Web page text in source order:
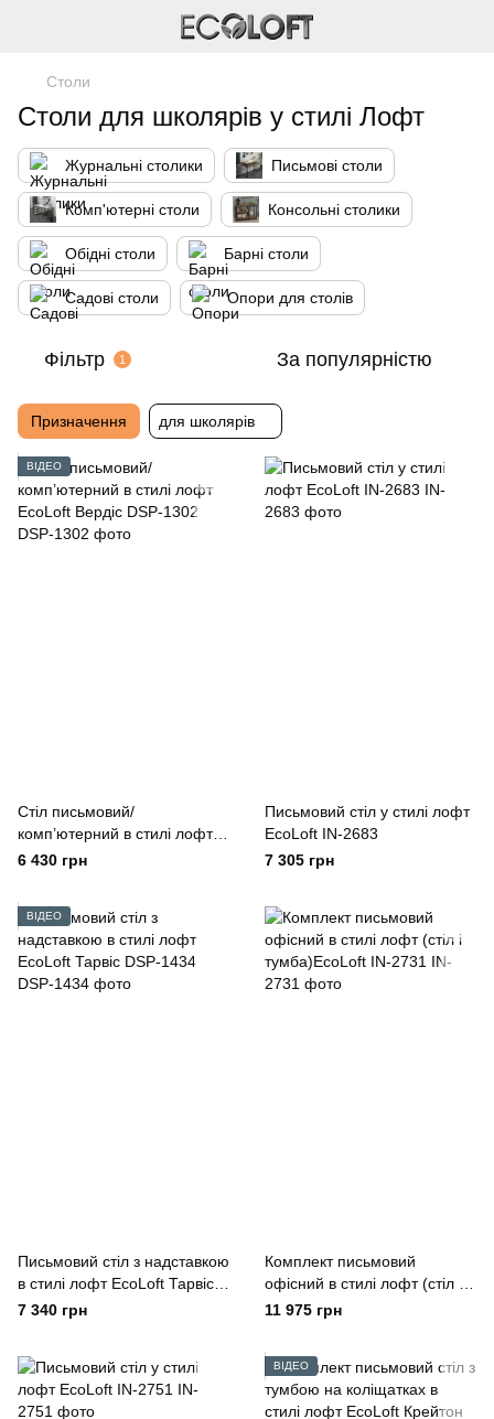
Столи
Столи для школярів у стилі Лофт
Журнальні столики Письмові столи
Комп'ютерні столи Консольні столики
Обідні столи Барні столи
Садові столи Опори для столів
Фільтр 1 За популярністю
Призначення для школярів
ВІДЕО
Стіл письмовий/
комп’ютерний в стилі лофт
EcoLoft Вердіс DSP-1302
6 430 грн
Письмовий стіл у стилі лофт
EcoLoft IN-2683
7 305 грн
ВІДЕО
Письмовий стіл з надставкою
в стилі лофт EcoLoft Тарвіс
DSP-1434
7 340 грн
Комплект письмовий
офісний в стилі лофт (стіл і
тумба)EcoLoft IN-2731
11 975 грн
ВІДЕО